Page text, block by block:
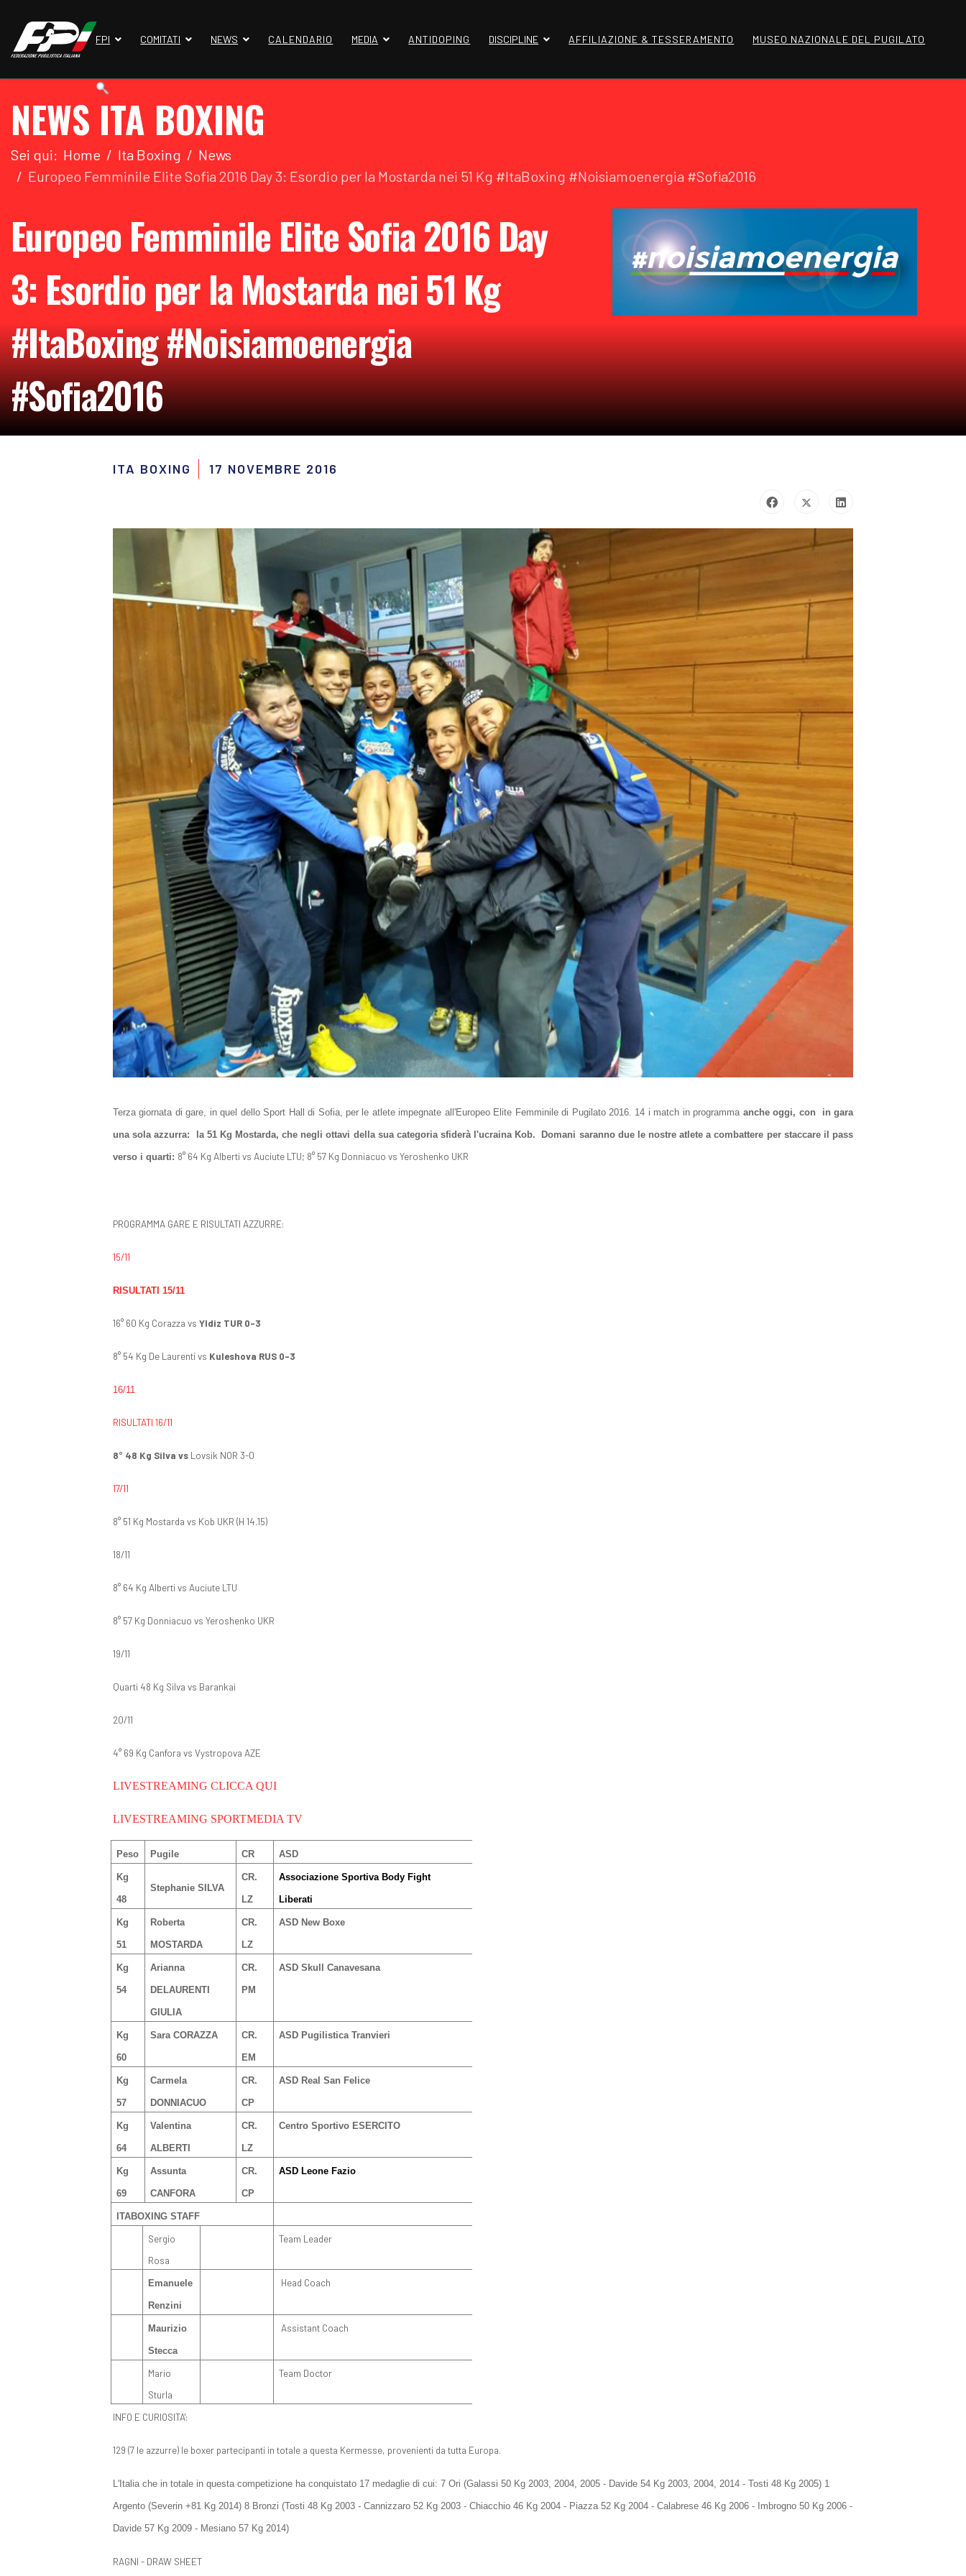
FPI COMITATI NEWS CALENDARIO MEDIA ANTIDOPING DISCIPLINE AFFILIAZIONE & TESSERAMENTO MUSEO NAZIONALE DEL PUGILATO
NEWS ITA BOXING
Sei qui: Home Ita Boxing
News
Europeo Femminile Elite Sofia 2016 Day 3: Esordio per la Mostarda nei 51 Kg #ItaBoxing #Noisiamoenergia #Sofia2016
Europeo Femminile Elite Sofia 2016 Day
3: Esordio per la Mostarda nei 51 Kg
#ItaBoxing #Noisiamoenergia
#Sofia2016
ITA BOXING 17 NOVEMBRE 2016
Terza giornata di gare, in quel dello Sport Hall di Sofia, per le atlete impegnate all'Europeo Elite Femminile di Pugilato 2016. 14 i match in programma anche oggi, con in gara
una sola azzurra: la 51 Kg Mostarda, che negli ottavi della sua categoria sfiderà l'ucraina Kob. Domani saranno due le nostre atlete a combattere per staccare il pass
verso i quarti: 8° 64 Kg Alberti vs Auciute LTU; 8° 57 Kg Donniacuo vs Yeroshenko UKR
PROGRAMMA GARE E RISULTATI AZZURRE:
15/11
RISULTATI 15/11
16° 60 Kg Corazza vs Yldiz TUR 0-3
8° 54 Kg De Laurenti vs Kuleshova RUS 0-3
16/11
RISULTATI 16/11
8° 48 Kg Silva vs Lovsik NOR 3-0
17/11
8° 51 Kg Mostarda vs Kob UKR (H 14.15)
18/11
8° 64 Kg Alberti vs Auciute LTU
8° 57 Kg Donniacuo vs Yeroshenko UKR
19/11
Quarti 48 Kg Silva vs Barankai
20/11
4° 69 Kg Canfora vs Vystropova AZE
LIVESTREAMING CLICCA QUI
LIVESTREAMING SPORTMEDIA TV
Peso Pugile CR ASD
Kg
48
Stephanie SILVA
CR.
LZ
Associazione Sportiva Body Fight
Liberati
Kg
51
Roberta
MOSTARDA
CR.
LZ
ASD New Boxe
Kg
54
Arianna
DELAURENTI
GIULIA
CR.
PM
ASD Skull Canavesana
Kg
60
Sara CORAZZA CR.
EM
ASD Pugilistica Tranvieri
Kg
57
Carmela
DONNIACUO
CR.
CP
ASD Real San Felice
Kg
64
Valentina
ALBERTI
CR.
LZ
Centro Sportivo ESERCITO
Kg
69
Assunta
CANFORA
CR.
CP
ASD Leone Fazio
ITABOXING STAFF
Sergio
Rosa
Team Leader
Emanuele
Renzini
Head Coach
Maurizio
Stecca
Assistant Coach
Mario
Sturla
Team Doctor
INFO E CURIOSITA':
129 (7 le azzurre) le boxer partecipanti in totale a questa Kermesse, provenienti da tutta Europa.
L'Italia che in totale in questa competizione ha conquistato 17 medaglie di cui: 7 Ori (Galassi 50 Kg 2003, 2004, 2005 - Davide 54 Kg 2003, 2004, 2014 - Tosti 48 Kg 2005) 1
Argento (Severin +81 Kg 2014) 8 Bronzi (Tosti 48 Kg 2003 - Cannizzaro 52 Kg 2003 - Chiacchio 46 Kg 2004 - Piazza 52 Kg 2004 - Calabrese 46 Kg 2006 - Imbrogno 50 Kg 2006 -
Davide 57 Kg 2009 - Mesiano 57 Kg 2014)
RAGNI - DRAW SHEET